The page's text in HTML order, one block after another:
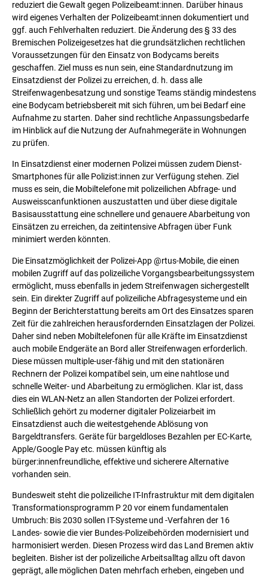
reduziert die Gewalt gegen Polizeibeamt:innen. Darüber hinaus
wird eigenes Verhalten der Polizeibeamt:innen dokumentiert und
ggf. auch Fehlverhalten reduziert. Die Änderung des § 33 des
Bremischen Polizeigesetzes hat die grundsätzlichen rechtlichen
Voraussetzungen für den Einsatz von Bodycams bereits
geschaffen. Ziel muss es nun sein, eine Standardnutzung im
Einsatzdienst der Polizei zu erreichen, d. h. dass alle
Streifenwagenbesatzung und sonstige Teams ständig mindestens
eine Bodycam betriebsbereit mit sich führen, um bei Bedarf eine
Aufnahme zu starten. Daher sind rechtliche Anpassungsbedarfe
im Hinblick auf die Nutzung der Aufnahmegeräte in Wohnungen
zu prüfen.
In Einsatzdienst einer modernen Polizei müssen zudem Dienst-
Smartphones für alle Polizist:innen zur Verfügung stehen. Ziel
muss es sein, die Mobiltelefone mit polizeilichen Abfrage- und
Ausweisscanfunktionen auszustatten und über diese digitale
Basisausstattung eine schnellere und genauere Abarbeitung von
Einsätzen zu erreichen, da zeitintensive Abfragen über Funk
minimiert werden könnten.
Die Einsatzmöglichkeit der Polizei-App @rtus-Mobile, die einen
mobilen Zugriff auf das polizeiliche Vorgangsbearbeitungssystem
ermöglicht, muss ebenfalls in jedem Streifenwagen sichergestellt
sein. Ein direkter Zugriff auf polizeiliche Abfragesysteme und ein
Beginn der Berichterstattung bereits am Ort des Einsatzes sparen
Zeit für die zahlreichen herausfordernden Einsatzlagen der Polizei.
Daher sind neben Mobiltelefonen für alle Kräfte im Einsatzdienst
auch mobile Endgeräte an Bord aller Streifenwagen erforderlich.
Diese müssen multiple-user-fähig und mit den stationären
Rechnern der Polizei kompatibel sein, um eine nahtlose und
schnelle Weiter- und Abarbeitung zu ermöglichen. Klar ist, dass
dies ein WLAN-Netz an allen Standorten der Polizei erfordert.
Schließlich gehört zu moderner digitaler Polizeiarbeit im
Einsatzdienst auch die weitestgehende Ablösung von
Bargeldtransfers. Geräte für bargeldloses Bezahlen per EC-Karte,
Apple/Google Pay etc. müssen künftig als
bürger:innenfreundliche, effektive und sicherere Alternative
vorhanden sein.
Bundesweit steht die polizeiliche IT-Infrastruktur mit dem digitalen
Transformationsprogramm P 20 vor einem fundamentalen
Umbruch: Bis 2030 sollen IT-Systeme und -Verfahren der 16
Landes- sowie die vier Bundes-Polizeibehörden modernisiert und
harmonisiert werden. Diesen Prozess wird das Land Bremen aktiv
begleiten. Bisher ist der polizeiliche Arbeitsalltag allzu oft davon
geprägt, alle möglichen Daten mehrfach erheben, eingeben und